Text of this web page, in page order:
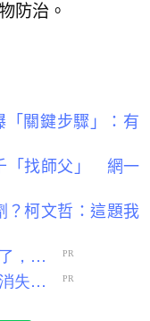
防治。
關鍵步驟」：有
「找師父」 網一
？柯文哲：這題我